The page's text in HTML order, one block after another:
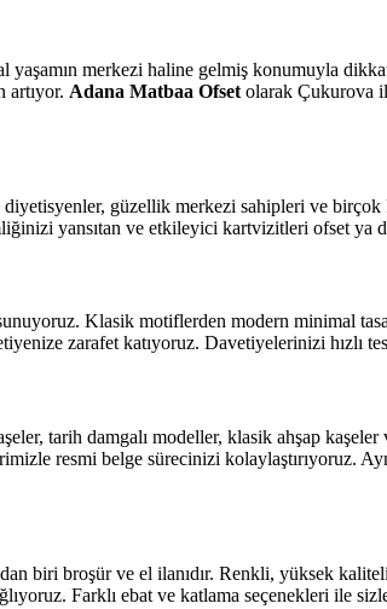
yaşamın merkezi haline gelmiş konumuyla
artıyor. Adana Matbaa Ofset olarak Çukurova
güzellik merkezi sahipleri ve
yansıtan ve etkileyici kartvizitleri ofset ya
Klasik motiflerden modern minimal
zarafet katıyoruz. Davetiyelerinizi hızlı
tarih damgalı modeller, klasik ahşap
resmi belge sürecinizi kolaylaştırıyoruz.
biri broşür ve el ilanıdır. Renkli, yüksek
Farklı ebat ve katlama seçenekleri ile